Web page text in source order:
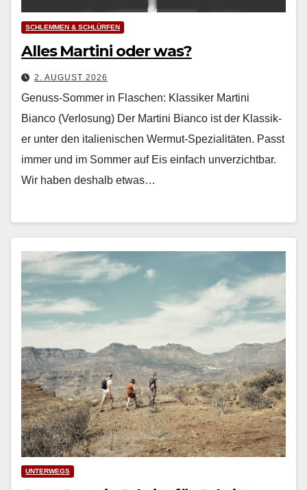
SCHLEMMEN & SCHLÜRFEN
Alles Martini oder was?
2. AUGUST 2026
Genuss-Sommer in Flaschen: Klassiker Martini
Bianco (Verlosung) Der Mar­ti­ni Bian­co ist der Klas­sik­
er unter den ital­ienis­chen Wer­mut-Spezial­itäten. Passt
immer und im Som­mer auf Eis ein­fach unverzicht­bar.
Wir haben deshalb etwas…
UNTERWEGS